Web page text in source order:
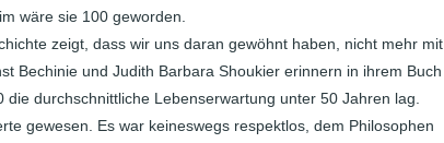
wäre sie 100 geworden.
zeigt, dass wir uns daran gewöhnt haben, nicht mehr mit
Bechinie und Judith Barbara Shoukier erinnern in ihrem Buch
die durchschnittliche Lebenserwartung unter 50 Jahren lag.
gewesen. Es war keineswegs respektlos, dem Philosophen